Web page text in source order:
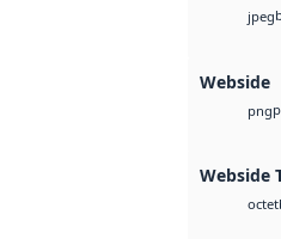
jpeg
Webside
png
Webside
octet